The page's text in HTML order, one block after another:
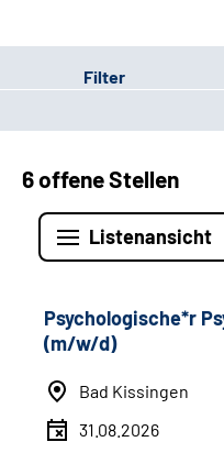
Filter
6 offene Stellen
Listenansicht
Psychologische*r
(m/w/d)
Bad Kissingen
31.08.2026